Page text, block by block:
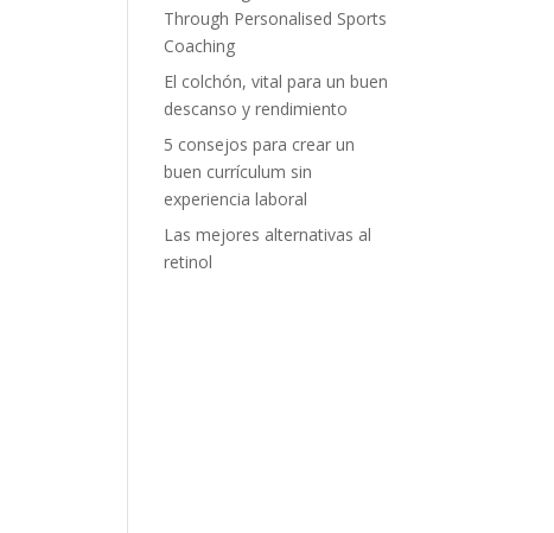
Through Personalised Sports
Coaching
El colchón, vital para un buen
descanso y rendimiento
5 consejos para crear un
buen currículum sin
experiencia laboral
Las mejores alternativas al
retinol